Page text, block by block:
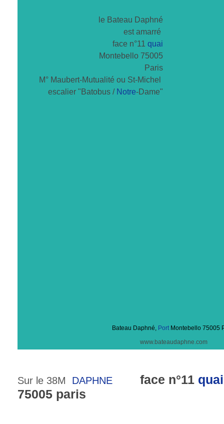
le Bateau Daphné
est amarré
face n°11 quai
Montebello 75005
Paris
M° Maubert-Mutualité ou St-Michel
escalier "Batobus / Notre-Dame"
Bateau Daphné, PortMontebello 75005
www.bateaudaphne.com
Sur le 38M DAPHNE face n°11 quai
75005 paris